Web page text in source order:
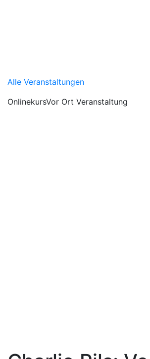
Alle Veranstaltungen
OnlinekursVor Ort Veranstaltung